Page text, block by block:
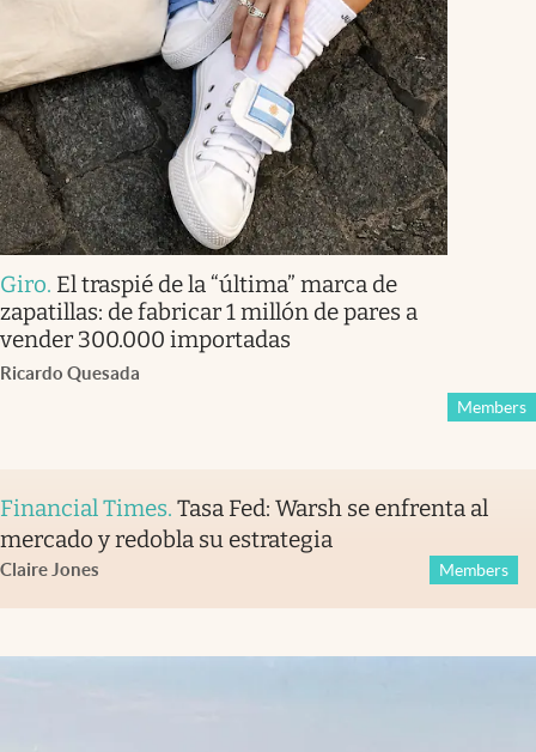
Giro. El traspié de la “última” marca de
zapatillas: de fabricar 1 millón de pares a
vender 300.000 importadas
Ricardo Quesada
Members
Financial Times. Tasa Fed: Warsh se enfrenta al
mercado y redobla su estrategia
Claire Jones Members